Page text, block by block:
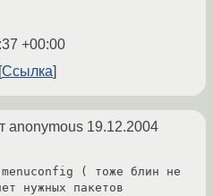
+00:00
Ссылка
anonymous 19.12.2004
( тоже блин не
нужных пакетов